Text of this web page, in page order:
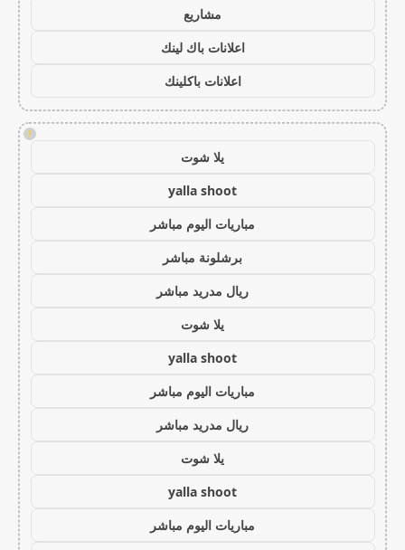
مشاريع
اعلانات باك لينك
اعلانات باكلينك
!
يلا شوت
yalla shoot
مباريات اليوم مباشر
برشلونة مباشر
ريال مدريد مباشر
يلا شوت
yalla shoot
مباريات اليوم مباشر
ريال مدريد مباشر
يلا شوت
yalla shoot
مباريات اليوم مباشر